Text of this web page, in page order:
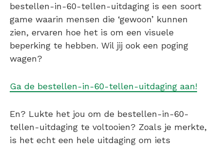
bestellen-in-60-tellen-uitdaging is een soort
game waarin mensen die ‘gewoon’ kunnen
zien, ervaren hoe het is om een visuele
beperking te hebben. Wil jij ook een poging
wagen?
Ga de bestellen-in-60-tellen-uitdaging aan!
En? Lukte het jou om de bestellen-in-60-
tellen-uitdaging te voltooien? Zoals je merkte,
is het echt een hele uitdaging om iets